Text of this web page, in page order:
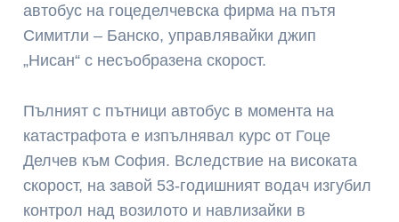
автобус на гоцеделчевска фирма на пътя
Симитли – Банско, управлявайки джип
„Нисан“ с несъобразена скорост.
Пълният с пътници автобус в момента на
катастрафота е изпълнявал курс от Гоце
Делчев към София. Вследствие на високата
скорост, на завой 53-годишният водач изгубил
контрол над возилото и навлизайки в